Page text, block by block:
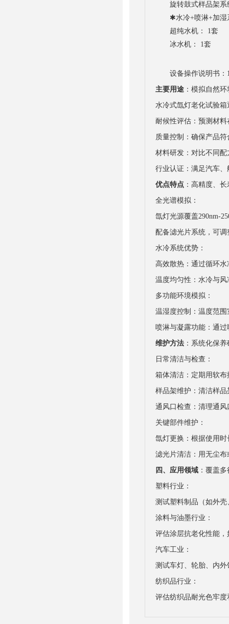
旋转鼓式样品架系
✱水冷+喷淋+加湿系
超纯水机： 1套
冰水机： 1套
设备操作说明书：
主要用途：模拟自然
水冷式氙灯老化试验
耐候性评估：预测材
质量控制：确保产品
材料研发：对比不同
行业认证：满足汽车
优点特点：高精度、
全光谱模拟：
氙灯光源覆盖290nm-
配备滤光片系统，可
水冷系统优势：
高效散热：通过循环
温度均匀性：水冷与
多功能环境模拟：
温湿度控制：温度范
喷淋与凝露功能：通
维护方法：系统化保
日常清洁与检查：
箱体清洁：定期用软
样品架维护：清洁样
通风口检查：清理通
关键部件维护：
氙灯更换：根据使用
滤光片清洁：用无尘
四、应用领域：覆盖多
塑料行业：
测试塑料制品（如外
涂料与油墨行业：
评估涂层抗老化性能
汽车工业：
测试车灯、轮胎、内外
纺织品行业：
评估纺织品耐光色牢